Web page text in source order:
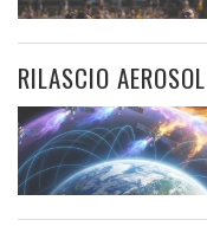
RILASCIO